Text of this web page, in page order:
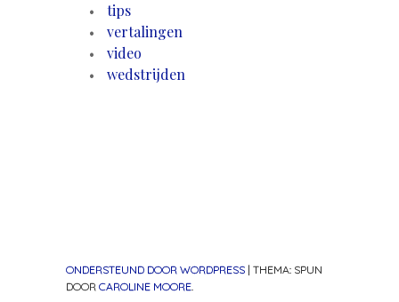
tips
vertalingen
video
wedstrijden
ONDERSTEUND DOOR WORDPRESS | THEMA: SPUN
DOOR CAROLINE MOORE.